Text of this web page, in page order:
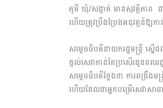
ភូមិ ឃុំ/សង្កាត់ មានសុវត្ថិភាព
ហើយត្រូវប្រឹងប្រែងអនុវត្តន៍ឱ្យក
សម្ដេចធិបតីនាយករដ្ឋមន្ត្រី ស្ន
ផ្ដល់សេវាកាន់តែប្រសើរជូនពល
សម្តេចធិបតីថ្លែងថា ការពង្រឹង
ហើយដែលជាអ្នកបម្រើសេវាសា